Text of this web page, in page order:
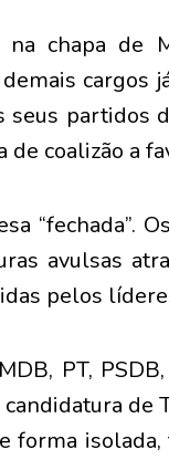
na chapa de
cargos
partidos
coalizão a
“fechada”.
avulsas
pelos
PT, PSDB,
candidatura
isolada,